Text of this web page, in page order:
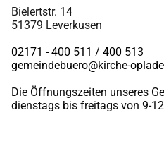
Bielertstr. 14
51379 Leverkusen
02171 - 400 511 / 400 513
gemeindebuero@kirche-
Die Öffnungszeiten unseres
dienstags bis freitags von 9-12